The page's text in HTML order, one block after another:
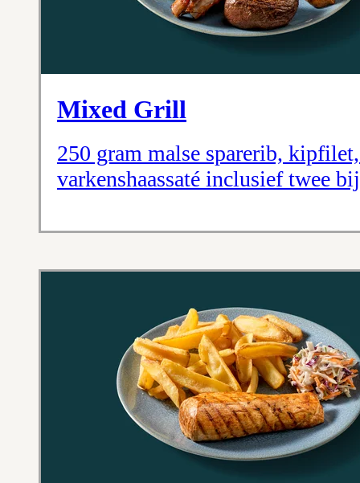
Mixed Grill
250 gram malse sparerib,
varkenshaassaté inclusief twee